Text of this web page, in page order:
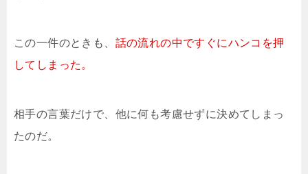
この一件のときも、 話の流れの中ですぐにハンコを押
してしまった。
相手の言葉だけで、他に何も考慮せずに決めてしまっ
たのだ。